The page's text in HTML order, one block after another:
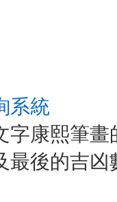
系統
字康熙筆
最後的吉